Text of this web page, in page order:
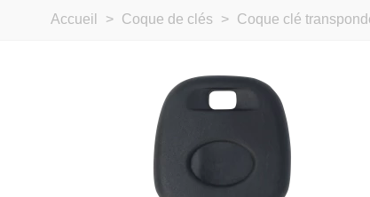
Accueil > Coque de clés > Coque clé